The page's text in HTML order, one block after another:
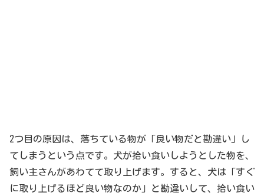
2つ目の原因は、落ちている物が「良い物だと勘違い」し
てしまうという点です。犬が拾い食いしようとした物を、
飼い主さんがあわてて取り上げます。すると、犬は「すぐ
に取り上げるほど良い物なのか」と勘違いして、拾い食い